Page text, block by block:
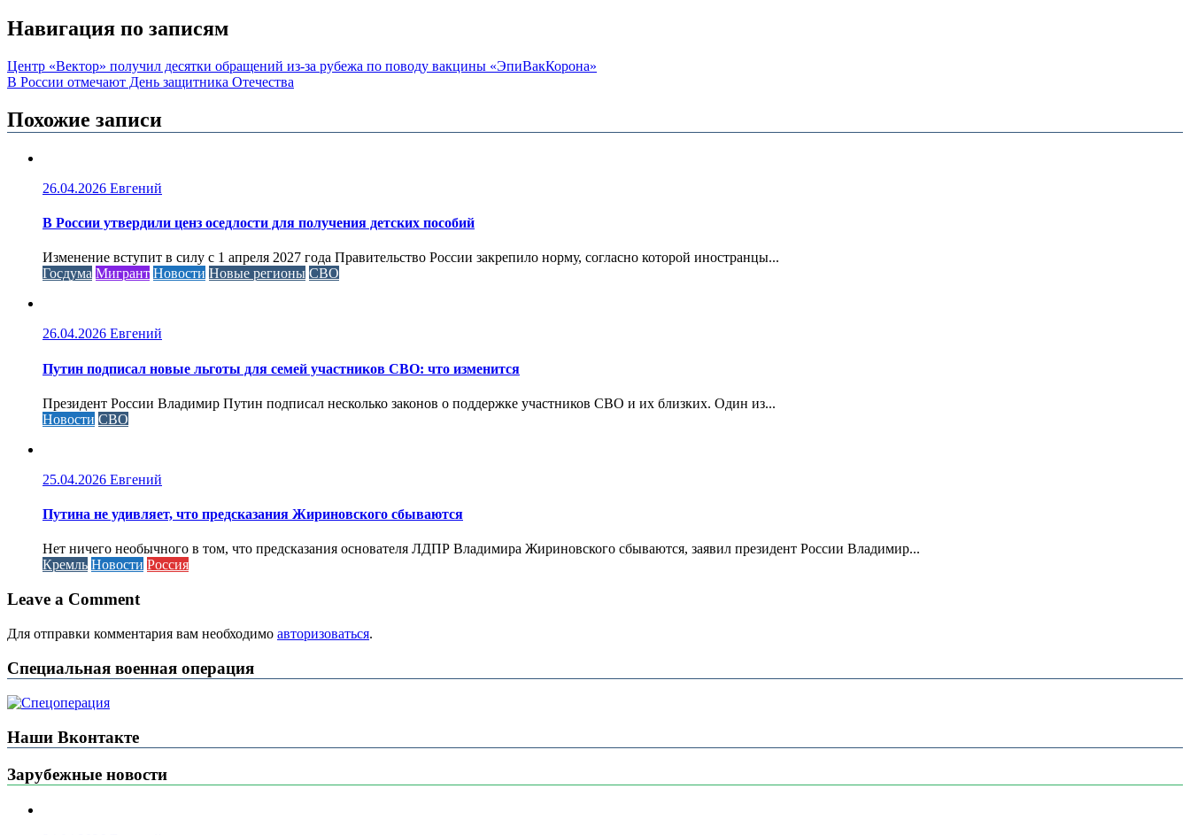
Навигация по записям
Центр «Вектор» получил десятки обращений из-за рубежа по поводу вакцины «ЭпиВакКорона»
В России отмечают День защитника Отечества
Похожие записи
26.04.2026 Евгений
В России утвердили ценз оседлости для получения детских пособий
Изменение вступит в силу с 1 апреля 2027 года Правительство России закрепило норму, согласно которой иностранцы...
Госдума Мигрант Новости Новые регионы СВО
26.04.2026 Евгений
Путин подписал новые льготы для семей участников СВО: что изменится
Президент России Владимир Путин подписал несколько законов о поддержке участников СВО и их близких. Один из...
Новости СВО
25.04.2026 Евгений
Путина не удивляет, что предсказания Жириновского сбываются
Нет ничего необычного в том, что предсказания основателя ЛДПР Владимира Жириновского сбываются, заявил президент России Владимир...
Кремль Новости Россия
Leave a Comment
Для отправки комментария вам необходимо авторизоваться.
Специальная военная операция
Наши Вконтакте
Зарубежные новости